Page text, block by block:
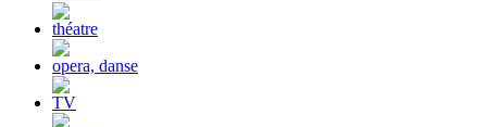
théatre
opera, danse
TV